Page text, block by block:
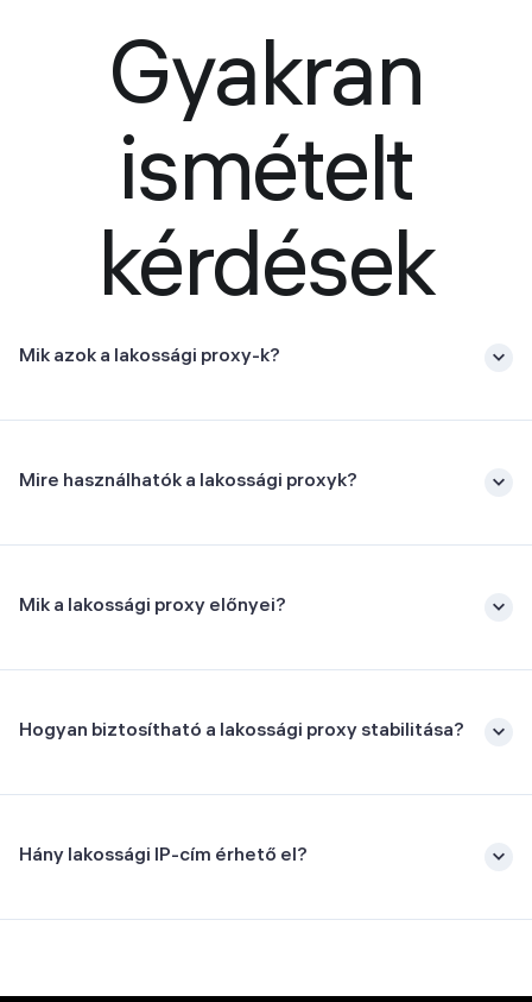
Gyakran
ismételt
kérdések
Mik azok a lakossági proxy-k?
Mire használhatók a lakossági proxyk?
Mik a lakossági proxy előnyei?
Hogyan biztosítható a lakossági proxy stabilitása?
Hány lakossági IP-cím érhető el?